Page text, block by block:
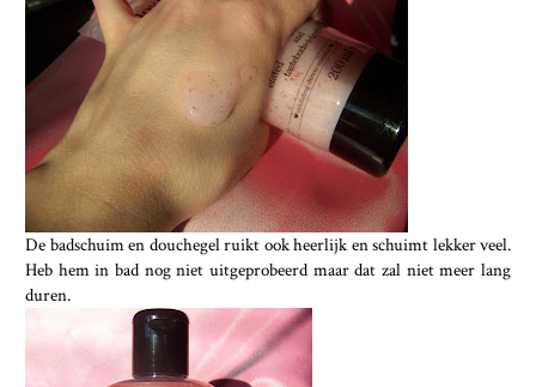
De badschuim en douchegel ruikt ook heerlijk en schuimt lekker veel.
Heb hem in bad nog niet uitgeprobeerd maar dat zal niet meer lang
duren.